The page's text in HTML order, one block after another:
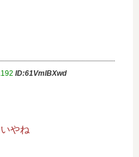
ID:61VmlBXwd
やね